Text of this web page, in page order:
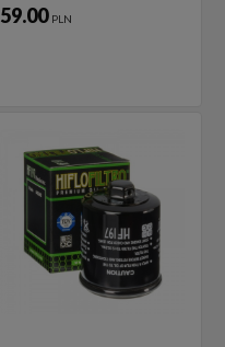
59.00 PLN